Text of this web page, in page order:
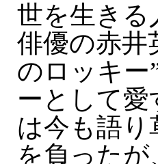
世を生きる
俳優の赤井
のロッキー
ーとして
は今も語
を負った